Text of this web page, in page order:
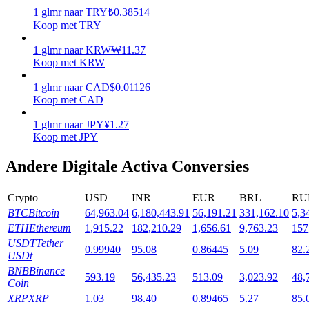
Uitzetten
Hoog rendement en directe toegang
Flexibel staken om populaire tokens te verdienen.
1 glmr naar TRY₺0.38514
Koop met TRY
1 glmr naar KRW₩11.37
Koop met KRW
1 glmr naar CAD$0.01126
Koop met CAD
1 glmr naar JPY¥1.27
Koop met JPY
Andere Digitale Activa Conversies
Crypto USD INR EUR BRL
BTCBitcoin 64,963.04 6,180,443.91 56,191.21 331,162.10
ETHEthereum 1,915.22 182,210.29 1,656.61 9,763.23
USDTTether
USDt
0.99940 95.08 0.86445 5.09
BNBBinance
Coin
593.19 56,435.23 513.09 3,023.92
XRPXRP 1.03 98.40 0.89465 5.27